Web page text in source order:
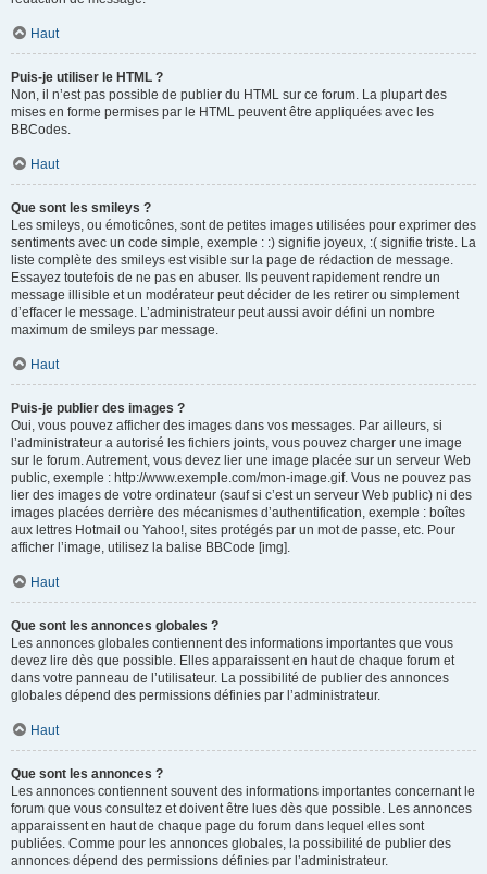
Haut
Puis-je utiliser le HTML ?
Non, il n’est pas possible de publier du HTML sur ce forum. La plupart des
mises en forme permises par le HTML peuvent être appliquées avec les
BBCodes.
Haut
Que sont les smileys ?
Les smileys, ou émoticônes, sont de petites images utilisées pour exprimer des
sentiments avec un code simple, exemple : :) signifie joyeux, :( signifie triste. La
liste complète des smileys est visible sur la page de rédaction de message.
Essayez toutefois de ne pas en abuser. Ils peuvent rapidement rendre un
message illisible et un modérateur peut décider de les retirer ou simplement
d’effacer le message. L’administrateur peut aussi avoir défini un nombre
maximum de smileys par message.
Haut
Puis-je publier des images ?
Oui, vous pouvez afficher des images dans vos messages. Par ailleurs, si
l’administrateur a autorisé les fichiers joints, vous pouvez charger une image
sur le forum. Autrement, vous devez lier une image placée sur un serveur Web
public, exemple : http://www.exemple.com/mon-image.gif. Vous ne pouvez pas
lier des images de votre ordinateur (sauf si c’est un serveur Web public) ni des
images placées derrière des mécanismes d’authentification, exemple : boîtes
aux lettres Hotmail ou Yahoo!, sites protégés par un mot de passe, etc. Pour
afficher l’image, utilisez la balise BBCode [img].
Haut
Que sont les annonces globales ?
Les annonces globales contiennent des informations importantes que vous
devez lire dès que possible. Elles apparaissent en haut de chaque forum et
dans votre panneau de l’utilisateur. La possibilité de publier des annonces
globales dépend des permissions définies par l’administrateur.
Haut
Que sont les annonces ?
Les annonces contiennent souvent des informations importantes concernant le
forum que vous consultez et doivent être lues dès que possible. Les annonces
apparaissent en haut de chaque page du forum dans lequel elles sont
publiées. Comme pour les annonces globales, la possibilité de publier des
annonces dépend des permissions définies par l’administrateur.